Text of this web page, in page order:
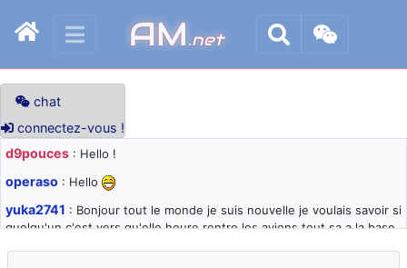
AM.net
chat
connectez-vous !
d9pouces : Hello !
operaso : Hello
yuka2741 : Bonjour tout le monde je suis nouvelle je voulais savoir si
quelqu'un c'est vers qu'elle heure rentre les avions tout sa a la base